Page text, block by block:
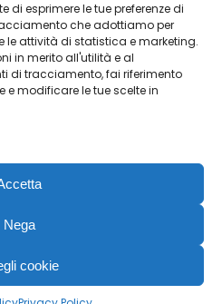
di esprimere le tue preferenze di
che adottiamo per
le attività di statistica e marketing.
in merito all'utilità e al
di tracciamento, fai riferimento
e modificare le tue scelte in
Nega
cookie
Farlastrada Srl, Via Martiri della
(MB) |Privacy Policy|Cookie
Policy